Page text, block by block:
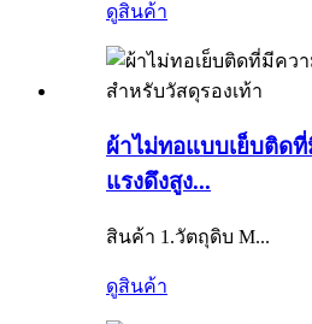
ดูสินค้า
ผ้าไม่ทอแบบเย็บติด
แรงดึงสูง...
สินค้า 1.วัตถุดิบ M...
ดูสินค้า